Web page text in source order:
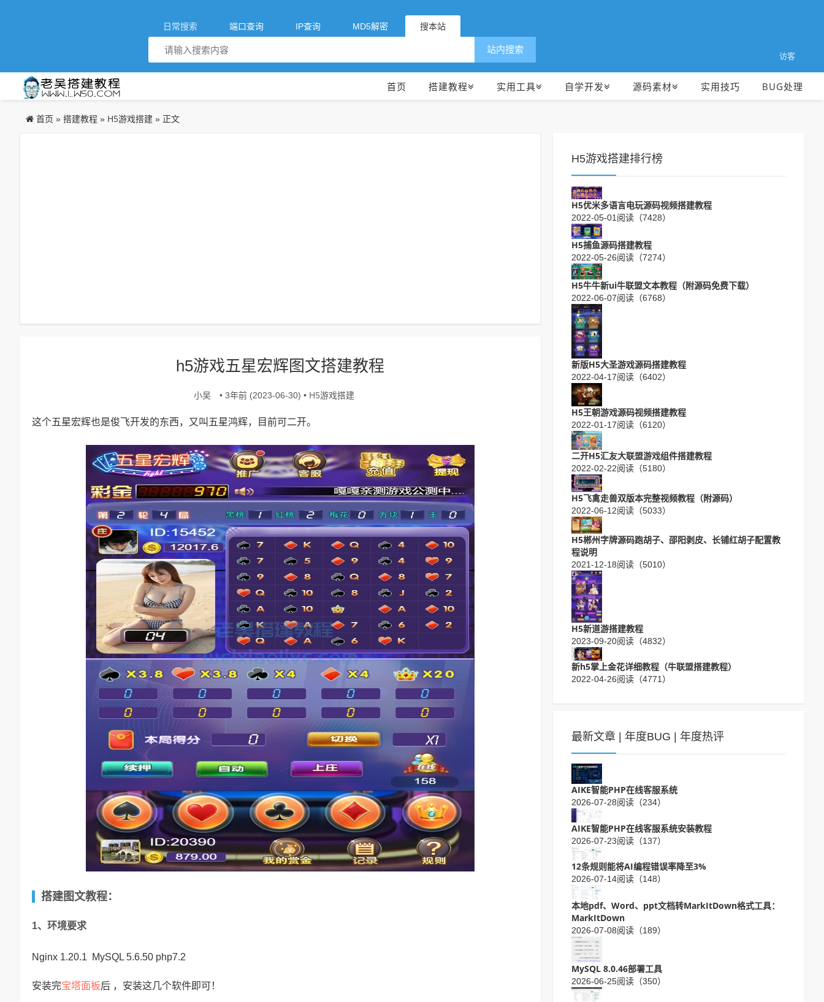
日常搜索 端口查询 IP查询 MD5解密 搜本站
访客
站内搜索
首页 搭建教程 实用工具 自学开发 源码素材 实用技巧 BUG处理
首页 » 搭建教程 » H5游戏搭建 » 正文
h5游戏五星宏辉图文搭建教程
小吴 • 3年前 (2023-06-30) • H5游戏搭建
这个五星宏辉也是俊飞开发的东西，又叫五星鸿辉，目前可二开。
搭建图文教程：
1、环境要求
Nginx 1.20.1 MySQL 5.6.50 php7.2
安装完宝塔面板后 ，安装这几个软件即可！
H5游戏搭建排行榜
H5优米多语言电玩源码视频搭建教程
2022-05-01 阅读（7428）
H5捕鱼源码搭建教程
2022-05-26阅读（7274）
H5牛牛新ui牛联盟文本教程（附源码免费下载）
2022-06-07阅读（6768）
新版H5大圣游戏源码搭建教程
2022-04-17阅读（6402）
H5王朝游戏源码视频搭建教程
2022-01-17阅读（6120）
二开H5汇友大联盟游戏组件搭建教程
2022-02-22阅读（5180）
H5飞禽走兽双版本完整视频教程（附源码）
2022-06-12阅读（5033）
H5郴州字牌源码跑胡子、邵阳剥皮、长铺红胡子配置教
程说明
2021-12-18阅读（5010）
H5新道游搭建教程
2023-09-20阅读（4832）
新h5掌上金花详细教程（牛联盟搭建教程）
2022-04-26阅读（4771）
最新文章 年度BUG 年度热评
AIKE智能PHP在线客服系统
2026-07-28阅读（234）
AIKE智能PHP在线客服系统安装教程
2026-07-23阅读（137）
12条规则能将AI编程错误率降至3%
2026-07-14阅读（148）
本地pdf、Word、ppt文档转MarkItDown格式工具：
MarkItDown
2026-07-08阅读（189）
MySQL 8.0.46部署工具
2026-06-25阅读（350）